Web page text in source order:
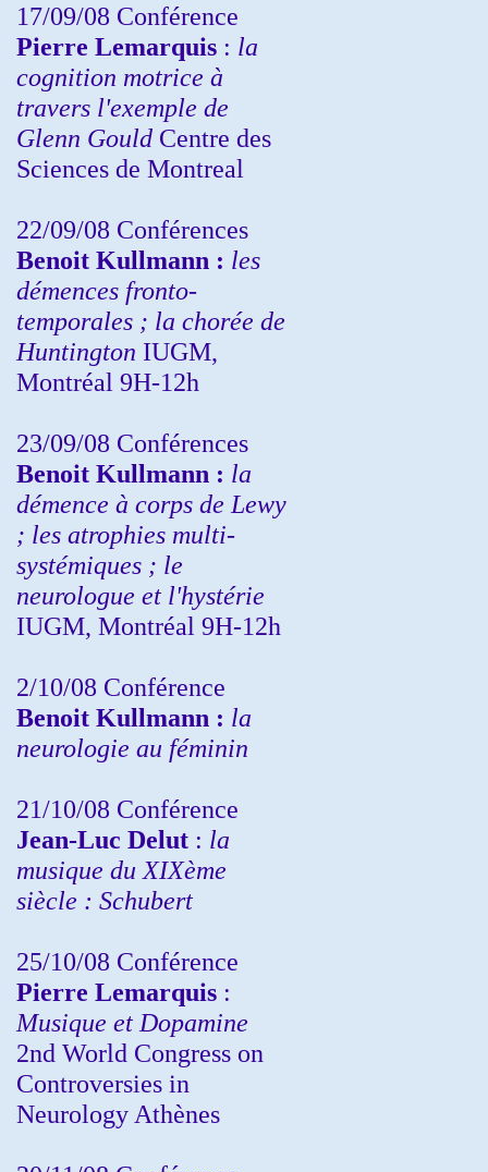
17/09/08 Conférence
Pierre Lemarquis : la
cognition motrice à
travers l'exemple de
Glenn Gould Centre des
Sciences de Montreal
22/09/08 Conférences
Benoit Kullmann : les
démences fronto-
temporales ; la chorée de
Huntington IUGM,
Montréal 9H-12h
23/09/08 Conférences
Benoit Kullmann : la
démence à corps de Lewy
; les atrophies multi-
systémiques ; le
neurologue et l'hystérie
IUGM, Montréal 9H-12h
2/10/08 Conférence
Benoit Kullmann : la
neurologie au féminin
21/10/08 Conférence
Jean-Luc Delut : la
musique du XIXème
siècle : Schubert
25/10/08 Conférence
Pierre Lemarquis :
Musique et Dopamine
2nd World Congress on
Controversies in
Neurology Athènes